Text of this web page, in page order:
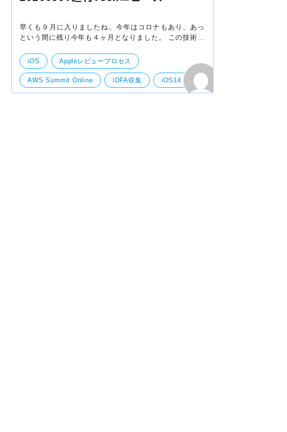
早くも９月に入りましたね。今年はコロナもあり、あっ
という間に残り今年も４ヶ月となりました。 この技術ま
関するニュースは毎週毎週尽きないことを感じますし
iOS Appleレビュープロセス
AWS Summit Online IDFA収集 iOS14